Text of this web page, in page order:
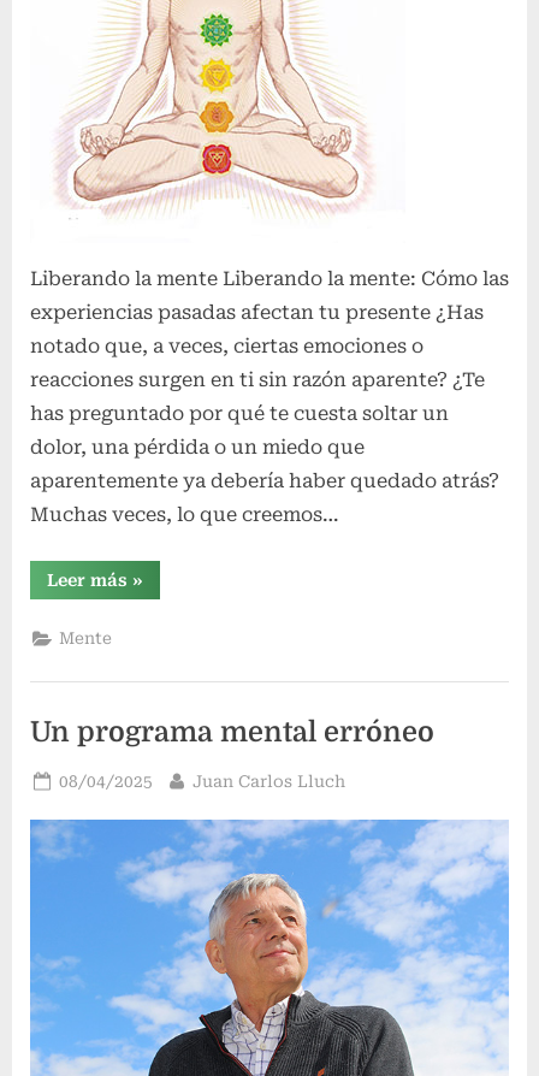
Liberando la mente Liberando la mente: Cómo las
experiencias pasadas afectan tu presente ¿Has
notado que, a veces, ciertas emociones o
reacciones surgen en ti sin razón aparente? ¿Te
has preguntado por qué te cuesta soltar un
dolor, una pérdida o un miedo que
aparentemente ya debería haber quedado atrás?
Muchas veces, lo que creemos…
Leer más “Liberando
la
»
Mente
Un programa mental erróneo
Publicado
08/04/2025 Por
Juan Carlos Lluch